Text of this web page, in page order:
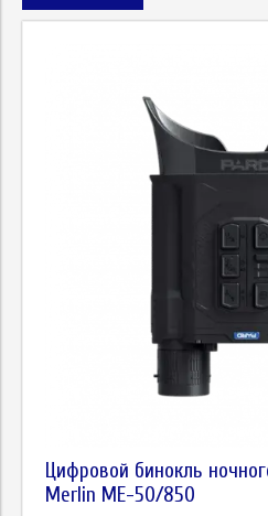
Цифровой бинокль
Merlin ME-50/850